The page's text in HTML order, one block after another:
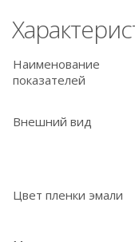
Наименование
показателей
Внешний вид
Цвет пленки эмали